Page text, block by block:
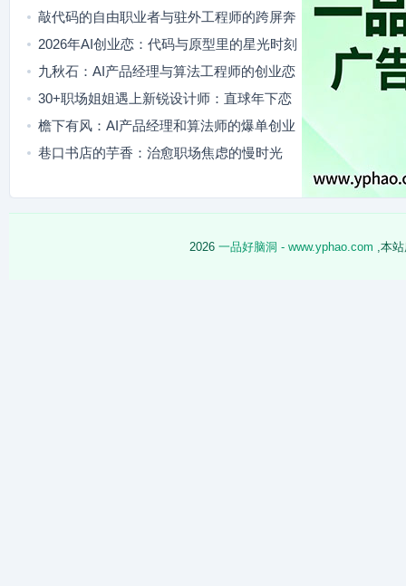
肩站稳脚跟
敲代码的自由职业者与驻外工程师的跨屏奔
赴
2026年AI创业恋：代码与原型里的星光时刻
九秋石：AI产品经理与算法工程师的创业恋
歌
30+职场姐姐遇上新锐设计师：直球年下恋
治愈年龄焦虑
檐下有风：AI产品经理和算法师的爆单创业
日常
巷口书店的芋香：治愈职场焦虑的慢时光
2026 一品好脑洞 - www.yphao.com ,本